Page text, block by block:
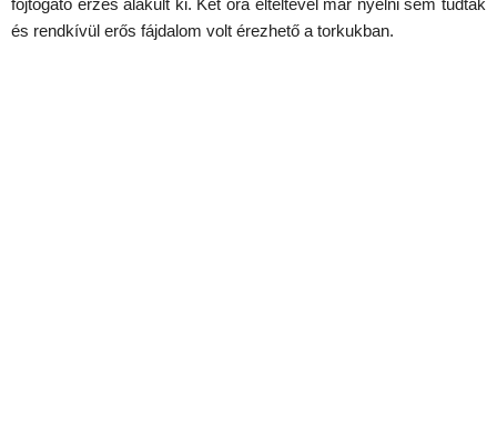
fojtogató érzés alakult ki. Két óra elteltével már nyelni sem tudtak
és rendkívül erős fájdalom volt érezhető a torkukban.